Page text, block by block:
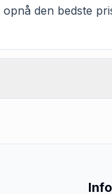
den bedste